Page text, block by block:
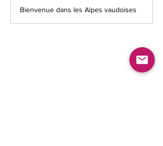
Bienvenue dans les Alpes vaudoises